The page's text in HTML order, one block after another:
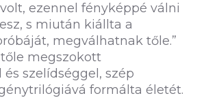
ezennel fényképpé válni
s miután kiállta a
megválhatnak tőle.”
megszokott
szelídséggel, szép
formálta életét.